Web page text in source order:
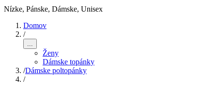
Nízke, Pánske, Dámske, Unisex
Domov
/
...
Ženy
Dámske topánky
/Dámske poltopánky
/